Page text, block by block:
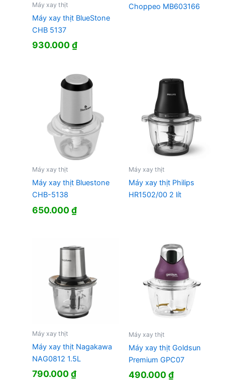
Máy xay thịt
Máy xay thịt BlueStone
CHB 5137
930.000₫
Choppeo MB603166
Máy xay thịt
Máy xay thịt Bluestone
CHB-5138
650.000₫
Máy xay thịt
Máy xay thịt Philips
HR1502/00 2 lít
Máy xay thịt
Máy xay thịt Nagakawa
NAG0812 1.5L
790.000₫
Máy xay thịt
Máy xay thịt Goldsun
Premium GPC07
490.000₫